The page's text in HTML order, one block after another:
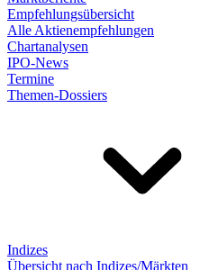
Empfehlungsübersicht
Alle Aktienempfehlungen
Chartanalysen
IPO-News
Termine
Themen-Dossiers
Indizes
Übersicht nach Indizes/Märkten